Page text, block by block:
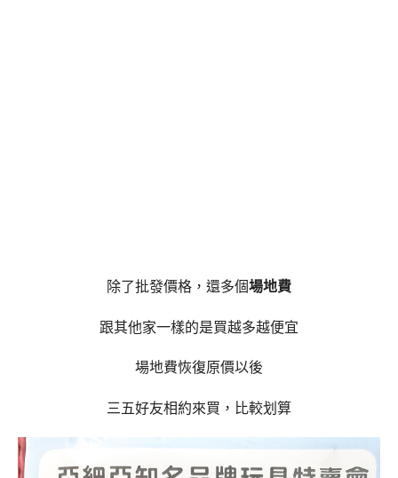
除了批發價格，還多個場地費
跟其他家一樣的是買越多越便宜
場地費恢復原價以後
三五好友相約來買，比較划算